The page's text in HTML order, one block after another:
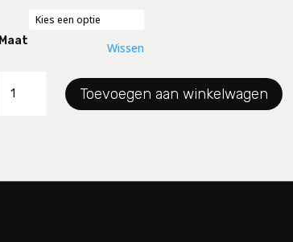
Maat Wissen
Voluptina
Toevoegen aan winkelwagen